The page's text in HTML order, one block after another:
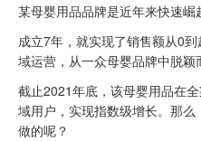
某母婴用品品牌是近年来快速崛
成立7年，就实现了销售额从0
域运营，从一众母婴品牌中脱颖
截止2021年底，该母婴用品在
域用户，实现指数级增长。那么
做的呢？